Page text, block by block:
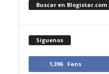
Buscar en Blogistar.com
Síguenos
1,396 Fans